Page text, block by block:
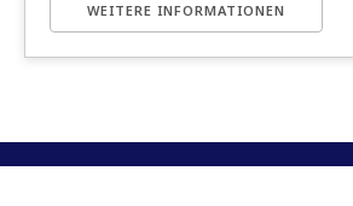
WEITERE INFORMATIONEN